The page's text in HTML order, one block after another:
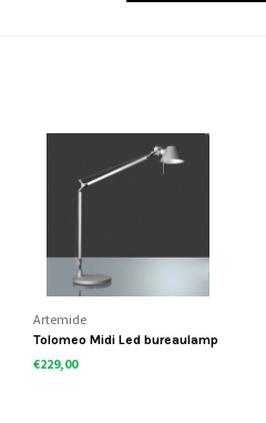
Artemide
Tolomeo Midi Led bureaulamp
€229,00